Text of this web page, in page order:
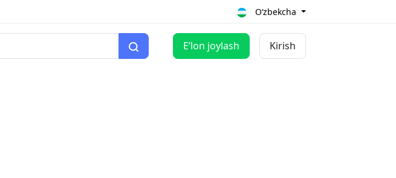
O‘zbekcha
Eʼlon joylash Kirish